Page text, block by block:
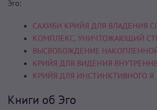
Эго:
САХИБИ КРИЙЯ ДЛЯ ВЛАДЕНИЯ
КОМПЛЕКС, УНИЧТОЖАЮЩИЙ
ВЫСВОБОЖДЕНИЕ
КРИЙЯ ДЛЯ ВИДЕНИЯ
КРИЙЯ ДЛЯ ИНСТИНКТИВНОГО Я
Книги об Эго